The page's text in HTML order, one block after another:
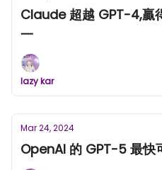
Claude 超越 GPT-4,贏
一
lazy kar
Mar 24, 2024
OpenAI 的 GPT-5 最快